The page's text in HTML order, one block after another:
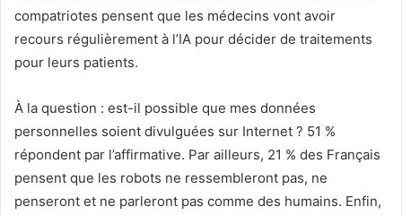
compatriotes pensent que les médecins vont avoir
recours régulièrement à l’IA pour décider de traitements
pour leurs patients.
À la question : est-il possible que mes données
personnelles soient divulguées sur Internet ? 51 %
répondent par l’affirmative. Par ailleurs, 21 % des Français
pensent que les robots ne ressembleront pas, ne
penseront et ne parleront pas comme des humains. Enfin,